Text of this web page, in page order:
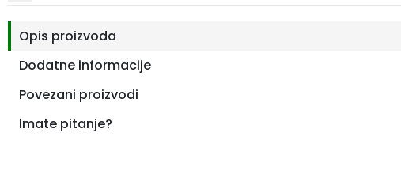
Opis proizvoda
Dodatne informacije
Povezani proizvodi
Imate pitanje?